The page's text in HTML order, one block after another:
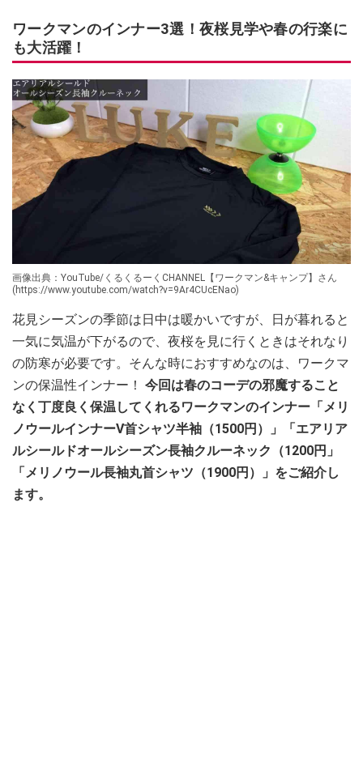
ワークマンのインナー3選！夜桜見学や春の行楽に
も大活躍！
画像出典：YouTube/くるくるーくCHANNEL【ワークマン&キャンプ】さん
(https://www.youtube.com/watch?v=9Ar4CUcENao)
花見シーズンの季節は日中は暖かいですが、日が暮れると
一気に気温が下がるので、夜桜を見に行くときはそれなり
の防寒が必要です。そんな時におすすめなのは、ワークマ
ンの保温性インナー！ 今回は春のコーデの邪魔すること
なく丁度良く保温してくれるワークマンのインナー「メリ
ノウールインナーV首シャツ半袖（1500円）」「エアリア
ルシールドオールシーズン長袖クルーネック（1200円」
「メリノウール長袖丸首シャツ（1900円）」をご紹介し
ます。